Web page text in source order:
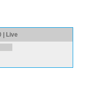
| Live